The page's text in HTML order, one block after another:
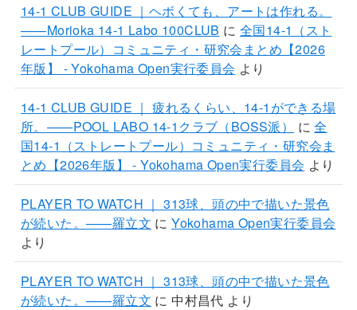
14-1 CLUB GUIDE ｜ヘボくても、アートは作れる。
——Morioka 14-1 Labo 100CLUB に 全国14-1（スト
レートプール）コミュニティ・研究会まとめ【2026
年版】 - Yokohama Open実行委員会 より
14-1 CLUB GUIDE ｜ 疲れるくらい、14-1ができる場
所。——POOL LABO 14-1クラブ（BOSS派）
に全
国14-1（ストレートプール）コミュニティ・研究会ま
とめ【2026年版】 - Yokohama Open実行委員会 より
PLAYER TO WATCH ｜ 313球、頭の中で描いた景色
が続いた。——羅立文 にYokohama Open実行委員会
より
PLAYER TO WATCH ｜ 313球、頭の中で描いた景色
が続いた。——羅立文 に 中村昌代 より